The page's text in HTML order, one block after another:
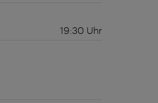
19:30 Uhr